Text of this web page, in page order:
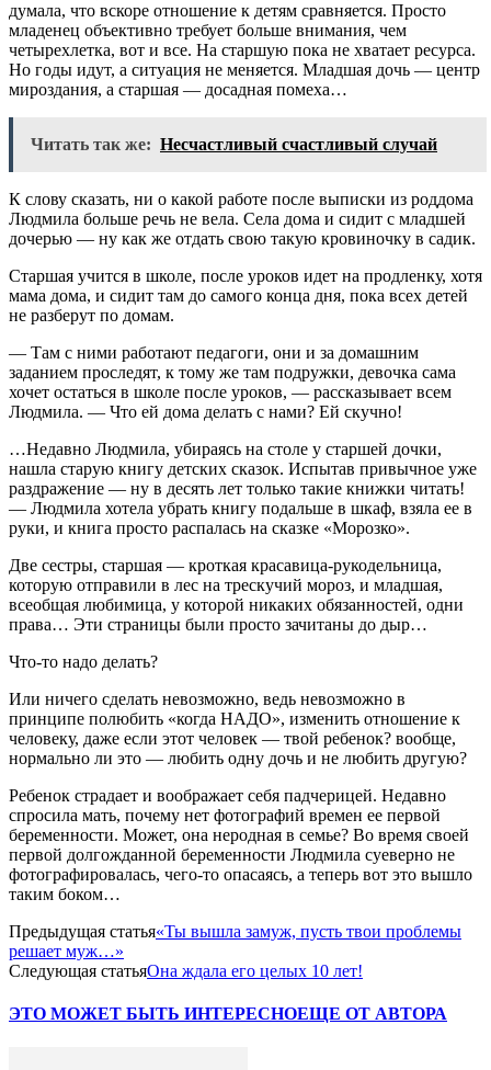
думала, что вскоре отношение к детям сравняется. Просто
младенец объективно требует больше внимания, чем
четырехлетка, вот и все. На старшую пока не хватает ресурса.
Но годы идут, а ситуация не меняется. Младшая дочь — центр
мироздания, а старшая — досадная помеха…
Читать так же: Несчастливый счастливый случай
К слову сказать, ни о какой работе после выписки из роддома
Людмила больше речь не вела. Села дома и сидит с младшей
дочерью — ну как же отдать свою такую кровиночку в садик.
Старшая учится в школе, после уроков идет на продленку, хотя
мама дома, и сидит там до самого конца дня, пока всех детей
не разберут по домам.
— Там с ними работают педагоги, они и за домашним
заданием проследят, к тому же там подружки, девочка сама
хочет остаться в школе после уроков, — рассказывает всем
Людмила. — Что ей дома делать с нами? Ей скучно!
…Недавно Людмила, убираясь на столе у старшей дочки,
нашла старую книгу детских сказок. Испытав привычное уже
раздражение — ну в десять лет только такие книжки читать!
— Людмила хотела убрать книгу подальше в шкаф, взяла ее в
руки, и книга просто распалась на сказке «Морозко».
Две сестры, старшая — кроткая красавица-рукодельница,
которую отправили в лес на трескучий мороз, и младшая,
всеобщая любимица, у которой никаких обязанностей, одни
права… Эти страницы были просто зачитаны до дыр…
Что-то надо делать?
Или ничего сделать невозможно, ведь невозможно в
принципе полюбить «когда НАДО», изменить отношение к
человеку, даже если этот человек — твой ребенок? вообще,
нормально ли это — любить одну дочь и не любить другую?
Ребенок страдает и воображает себя падчерицей. Недавно
спросила мать, почему нет фотографий времен ее первой
беременности. Может, она неродная в семье? Во время своей
первой долгожданной беременности Людмила суеверно не
фотографировалась, чего-то опасаясь, а теперь вот это вышло
таким боком…
Предыдущая статья«Ты вышла замуж, пусть твои проблемы
решает муж…»
Следующая статьяОна ждала его целых 10 лет!
ЭТО МОЖЕТ БЫТЬ ИНТЕРЕСНОЕЩЕ ОТ АВТОРА